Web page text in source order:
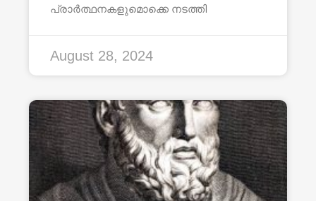
പ്രാർത്ഥനകളുമൊക്കെ നടത്തി
August 28, 2024